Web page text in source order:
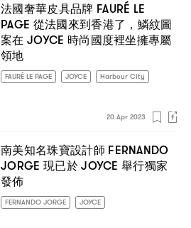
法國奢華皮具品牌 FAURÉ LE
PAGE 從法國來到香港了 ， 鱗紋圖
案在 JOYCE 時尚國度裡坐擁專屬
領地
FAURÉ LE PAGE JOYCE Harbour City
20 Apr 2023
南美知名珠寶設計師 FERNANDO
JORGE 現已於JOYCE舉行獨家
發佈
FERNANDO JORGE JOYCE